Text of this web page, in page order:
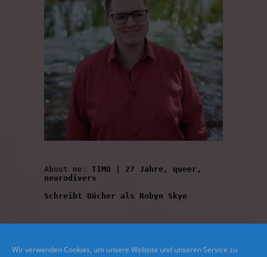
Wir verwenden Cookies, um unsere Website und unseren Service zu
About me: TIMO | 27 Jahre, queer,
neurodivers
Schreibt Bücher als Robyn Skye